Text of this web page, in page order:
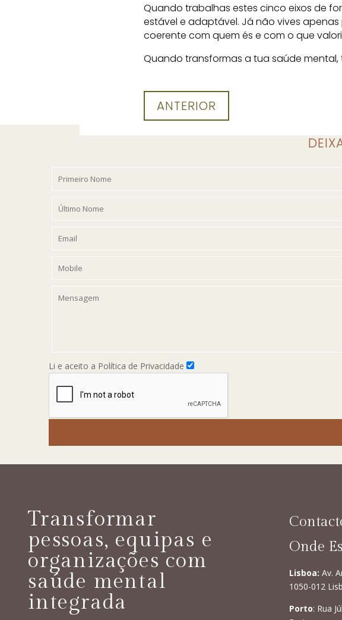
Quando trabalhas estes cinco eixos de
estável e adaptável. Já não vives
coerente com quem és e com o que
Quando transformas a tua saúde
ANTERIOR
Li e aceito a Política de Privacidade
Transformar
pessoas, equipas e
organizações com
saúde mental
integrada
Onde
Lisboa: Av.
1050-012
Porto: Rua